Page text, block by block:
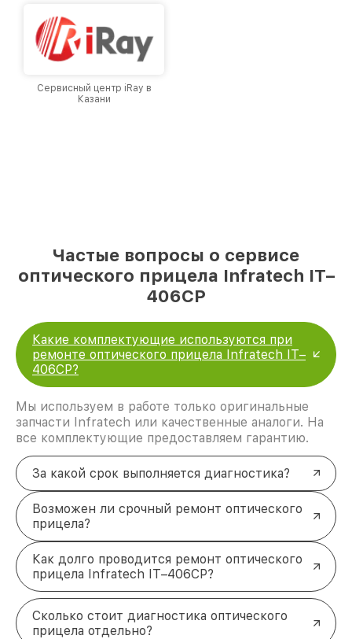
Сервисный центр iRay в
Казани
Частые вопросы о сервисе
оптического прицела Infratech IT–
406СP
Какие комплектующие используются при
ремонте оптического прицела Infratech IT–
406СP?
Мы используем в работе только оригинальные
запчасти Infratech или качественные аналоги. На
все комплектующие предоставляем гарантию.
За какой срок выполняется диагностика?
Возможен ли срочный ремонт оптического
прицела?
Как долго проводится ремонт оптического
прицела Infratech IT–406СP?
Сколько стоит диагностика оптического
прицела отдельно?